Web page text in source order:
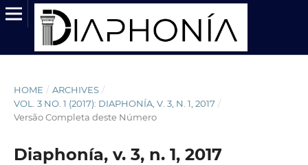
HOME / ARCHIVES /
VOL. 3 NO. 1 (2017): DIAPHONÍA, V. 3, N. 1, 2017 /
Versão Completa deste Número
Diaphonía, v. 3, n. 1, 2017